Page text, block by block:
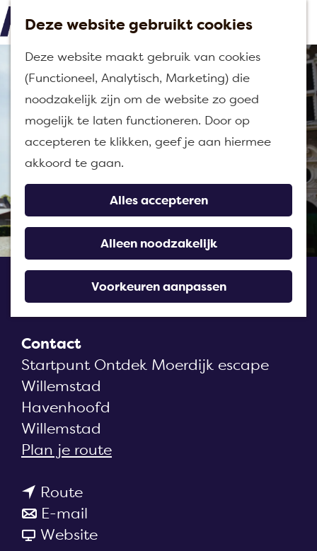
Deze website gebruikt cookies
Deze website maakt gebruik van cookies
(Functioneel, Analytisch, Marketing) die
noodzakelijk zijn om de website zo goed
mogelijk te laten functioneren. Door op
accepteren te klikken, geef je aan hiermee
akkoord te gaan.
Alles accepteren
Alleen noodzakelijk
Voorkeuren aanpassen
G
e
h
o
m
e
n
u
Ontdek Moerdijk escape
Willemstad
Contact
Startpunt Ontdek Moerdijk escape
Willemstad
Havenhoofd
Willemstad
Plan je routen
Routen
a
a
E-mail
a
Websitev